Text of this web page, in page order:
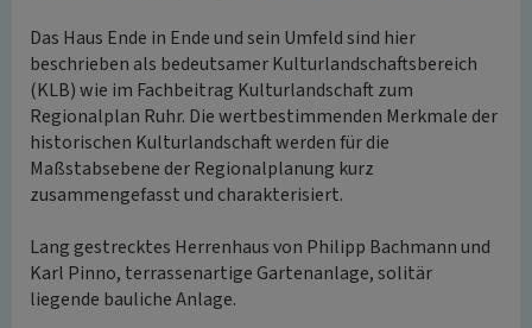
Das Haus Ende in Ende und sein Umfeld sind hier
beschrieben als bedeutsamer Kulturlandschaftsbereich
(KLB) wie im Fachbeitrag Kulturlandschaft zum
Regionalplan Ruhr. Die wertbestimmenden Merkmale der
historischen Kulturlandschaft werden für die
Maßstabsebene der Regionalplanung kurz
zusammengefasst und charakterisiert.
Lang gestrecktes Herrenhaus von Philipp Bachmann und
Karl Pinno, terrassenartige Gartenanlage, solitär
liegende bauliche Anlage.